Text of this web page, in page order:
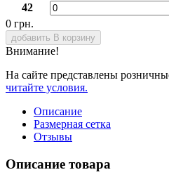
42
0 грн.
добавить В корзину
Внимание!
На сайте представлены
читайте условия.
Описание
Размерная сетка
Отзывы
Описание товара